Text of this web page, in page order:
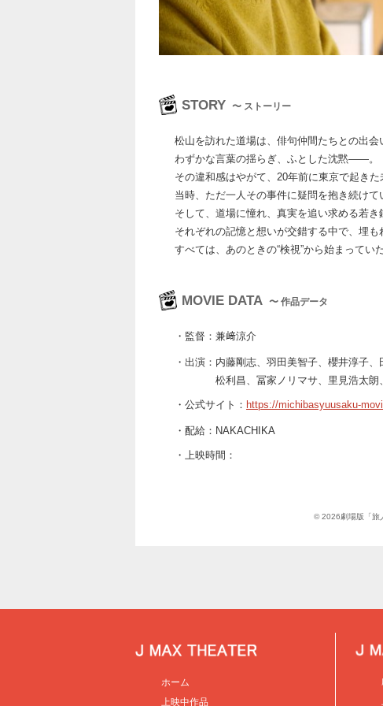
STORY 〜 ストーリー
松山を訪れた道場は、俳句仲間たちとの出会
わずかな言葉の揺らぎ、ふとした沈黙――。
その違和感はやがて、20年前に東京で起きた
当時、ただ一人その事件に疑問を抱き続けて
そして、道場に憧れ、真実を追い求める若き
それぞれの記憶と想いが交錯する中で、埋も
すべては、あのときの“検視”から始まってい
MOVIE DATA 〜 作品データ
・監督：兼﨑涼介
・出演：内藤剛志、羽田美智子、櫻井淳子
松利昌、冨家ノリマサ、里見浩太
・公式サイト： https://michibasyuusaku-
・配給：NAKACHIKA
・上映時間：
© 2026劇場版「旅
ホーム
上映中作品